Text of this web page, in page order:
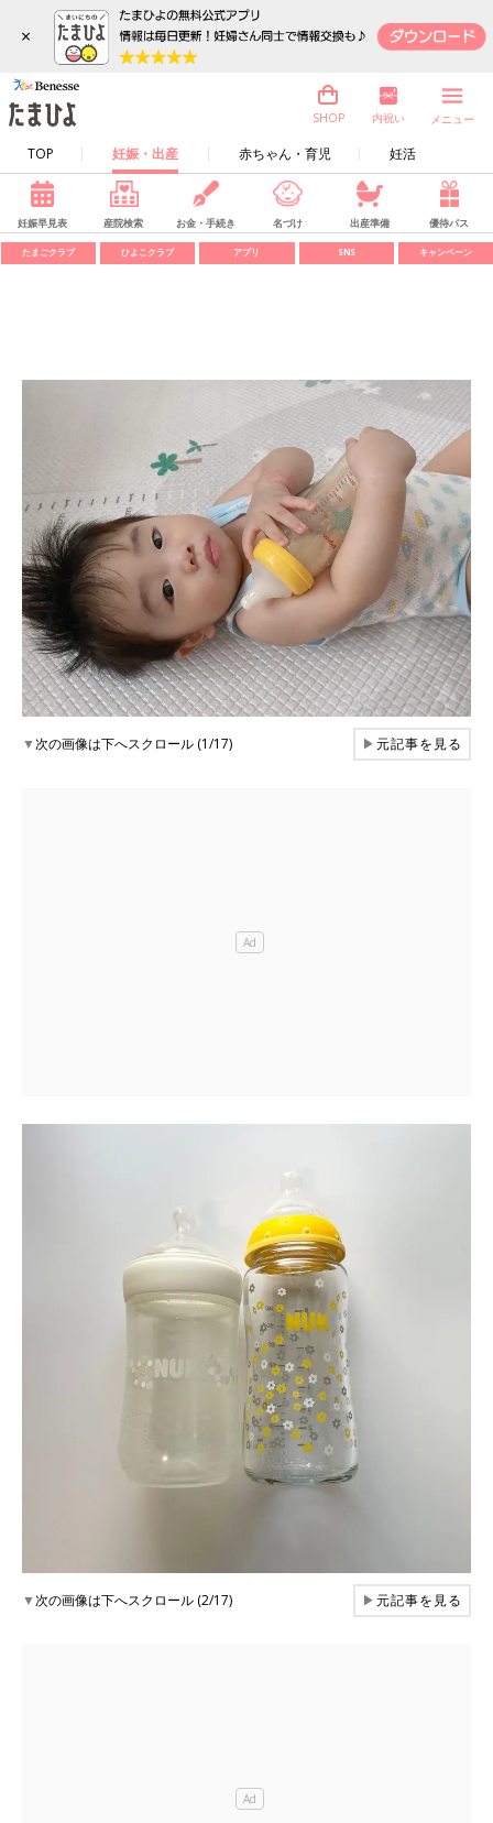
×
TOP 妊娠・出産 赤ちゃん・育児 妊活
SHOP 内祝い メニュー
妊娠早見表 産院検索 お金・手続き 名づけ 出産準備 優待パス
たまごクラブ ひよこクラブ アプリ SNS キャンペーン
▼次の画像は下へスクロール (1/17) ▶元記事を見る
▼次の画像は下へスクロール (2/17) ▶元記事を見る